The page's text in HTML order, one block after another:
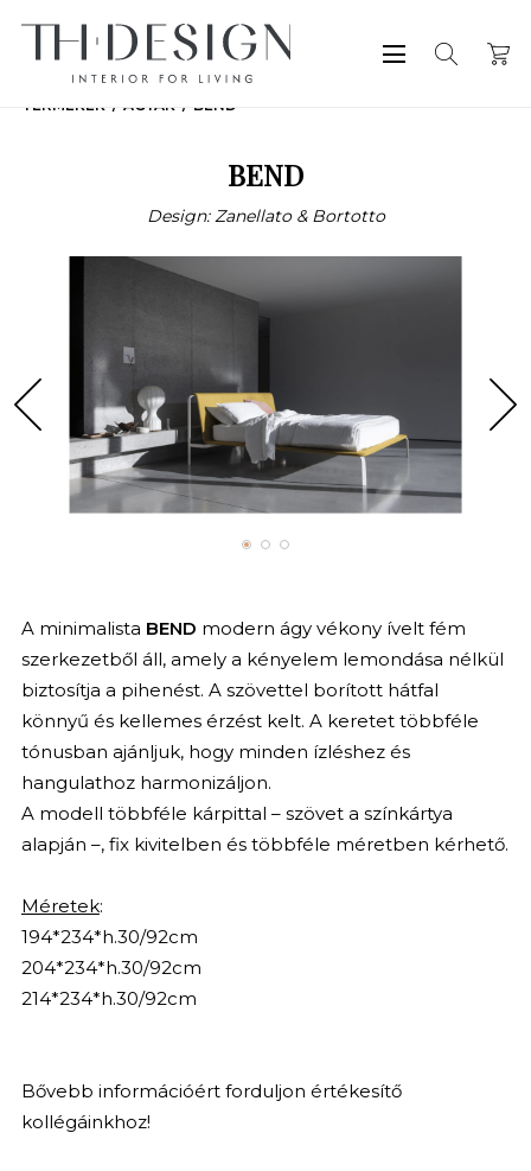
TERMÉKEK ÁGYAK BEND
BEND
Design: Zanellato & Bortotto
A minimalista BEND modern ágy vékony ívelt fém
szerkezetből áll, amely a kényelem lemondása nélkül
biztosítja a pihenést. A szövettel borított hátfal
könnyű és kellemes érzést kelt. A keretet többféle
tónusban ajánljuk, hogy minden ízléshez és
hangulathoz harmonizáljon.
A modell többféle kárpittal – szövet a színkártya
alapján –, fix kivitelben és többféle méretben kérhető.
Méretek:
194*234*h.30/92cm
204*234*h.30/92cm
214*234*h.30/92cm
Bővebb információért forduljon értékesítő
kollégáinkhoz!